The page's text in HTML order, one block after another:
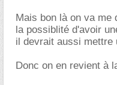
Mais bon là on va me
la possiblité d'avoir
il devrait aussi mettre
Donc on en revient à